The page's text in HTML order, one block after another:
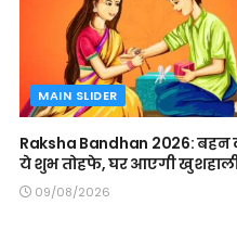
MAIN SLIDER
Raksha Bandhan 2026: बहन
ये शुभ तोहफे, घर आएगी
09/08/2026